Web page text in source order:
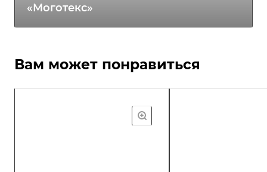
«Моготекс»
Вам может понравиться